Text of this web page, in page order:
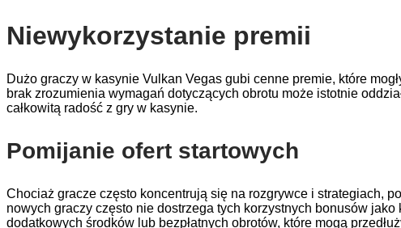
Niewykorzystanie premii
Dużo graczy w kasynie Vulkan Vegas gubi cenne premie, które
brak zrozumienia wymagań dotyczących obrotu może istotnie
całkowitą radość z gry w kasynie.
Pomijanie ofert startowych
Chociaż gracze często koncentrują się na rozgrywce i strategiach,
nowych graczy często nie dostrzega tych korzystnych bonusów
dodatkowych środków lub bezpłatnych obrotów, które mogą